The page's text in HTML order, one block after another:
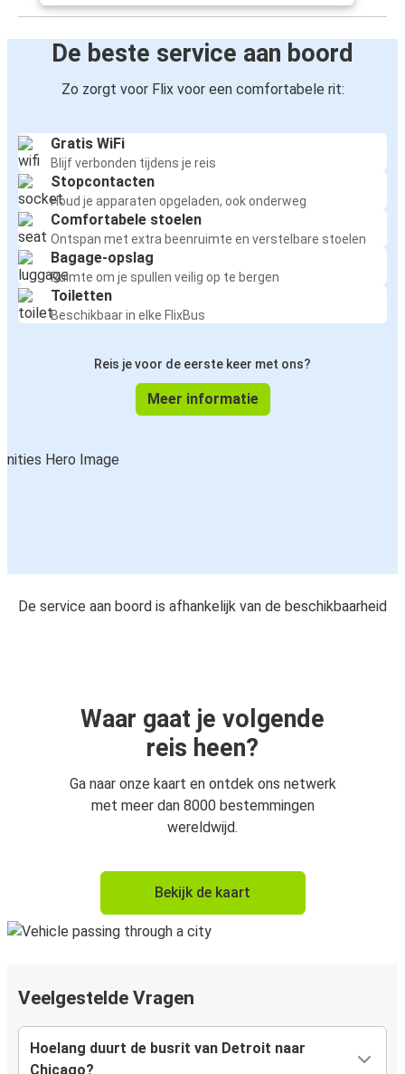
De beste service aan boord
Zo zorgt voor Flix voor een comfortabele rit:
Gratis WiFi
Blijf verbonden tijdens je reis
Stopcontacten
Houd je apparaten opgeladen, ook onderweg
Comfortabele stoelen
Ontspan met extra beenruimte en verstelbare stoelen
Bagage-opslag
Ruimte om je spullen veilig op te bergen
Toiletten
Beschikbaar in elke FlixBus
Reis je voor de eerste keer met ons?
Meer informatie
De service aan boord is afhankelijk van de beschikbaarheid
Waar gaat je volgende
reis heen?
Ga naar onze kaart en ontdek ons netwerk
met meer dan 8000 bestemmingen
wereldwijd.
Bekijk de kaart
Veelgestelde Vragen
Hoelang duurt de busrit van Detroit naar
Chicago?